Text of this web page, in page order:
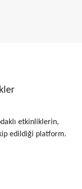
etkinliklerin,
edildiği platform.